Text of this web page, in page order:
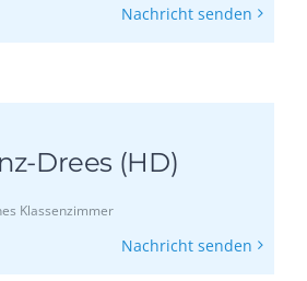
Nachricht senden
Drees (HD)
Klassenzimmer
Nachricht senden